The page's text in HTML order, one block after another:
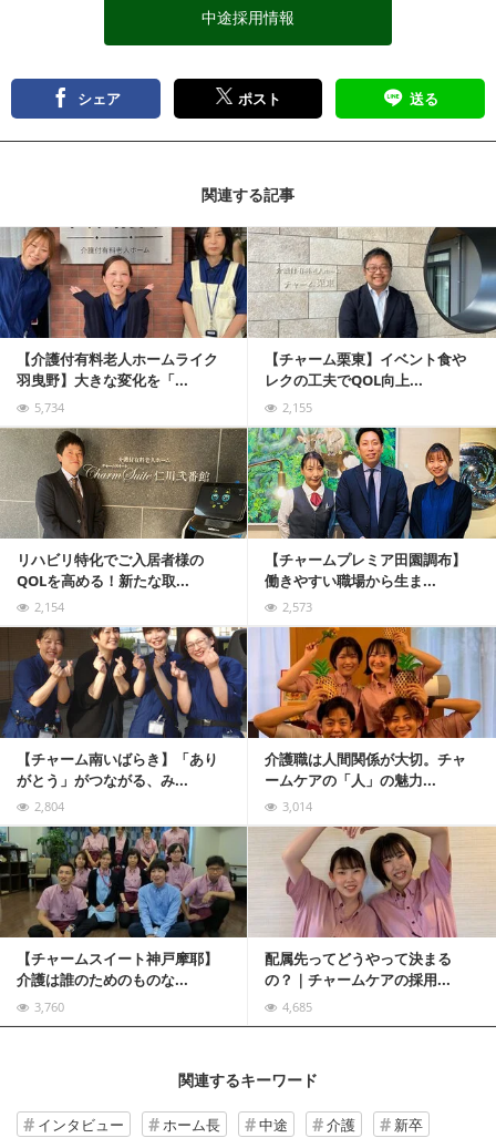
中途採用情報
シェア ポスト 送る
関連する記事
【介護付有料老人ホームライク
羽曳野】大きな変化を「...
5,734
【チャーム栗東】イベント食や
レクの工夫でQOL向上...
2,155
記事を読む
リハビリ特化でご入居者様の
QOLを高める！新たな取...
2,154
【チャームプレミア田園調布】
働きやすい職場から生ま...
2,573
記事を読む
【チャーム南いばらき】「あり
がとう」がつながる、み...
2,804
介護職は人間関係が大切。チャ
ームケアの「人」の魅力...
3,014
記事を読む
【チャームスイート神戸摩耶】
介護は誰のためのものな...
3,760
配属先ってどうやって決まる
の？｜チャームケアの採用...
4,685
記事を読む
関連するキーワード
インタビュー ホーム長 中途 介護 新卒